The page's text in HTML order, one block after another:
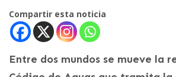
Compartir esta noticia
Entre dos mundos se mueve la